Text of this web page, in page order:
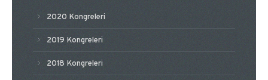
2020 Kongreleri
2019 Kongreleri
2018 Kongreleri